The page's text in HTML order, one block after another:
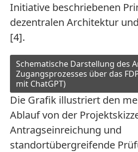
Initiative beschriebenen
dezentralen Architektur
[4].
Schematische Darstellung des
Zugangsprozesses über das
mit ChatGPT)
Die Grafik illustriert den
Ablauf von der
Antragseinreichung und
standortübergreifende